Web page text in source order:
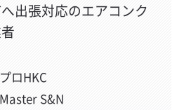
出張対応のエアコンク
ロHKC
S&N